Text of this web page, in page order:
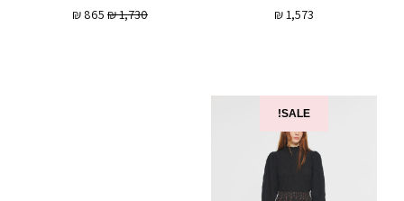
1,573
₪
1,730
₪
865
₪
SALE!